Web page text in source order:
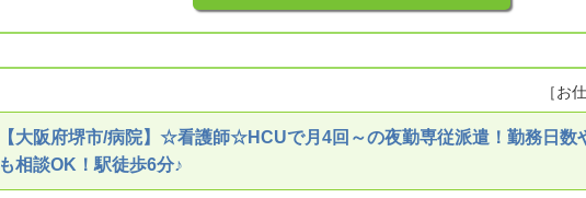
［お
【大阪府堺市/病院】☆看護師☆HCUで月4回～の夜勤専従派遣！勤務日数
も相談OK！駅徒歩6分♪